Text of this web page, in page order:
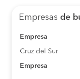
Empresas de
Empresa
Cruz del Sur
Empresa